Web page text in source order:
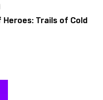
Trails of Cold